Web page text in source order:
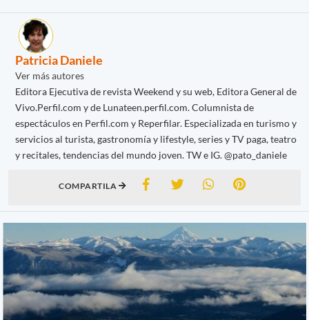
Patricia Daniele
Ver más autores
Editora Ejecutiva de revista Weekend y su web, Editora General de
Vivo.Perfil.com y de Lunateen.perfil.com. Columnista de
espectáculos en Perfil.com y Reperfilar. Especializada en turismo y
servicios al turista, gastronomía y lifestyle, series y TV paga, teatro
y recitales, tendencias del mundo joven. TW e IG. @pato_daniele
COMPARTILA